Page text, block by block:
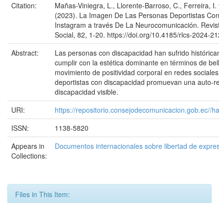
Citation:
Mañas-Viniegra, L., Llorente-Barroso, C., Ferreira,
(2023). La Imagen De Las Personas Deportistas
Instagram a través De La Neurocomunicación.
Social, 82, 1-20. https://doi.org/10.4185/rlcs-2024-
Abstract:
Las personas con discapacidad han sufrido
cumplir con la estética dominante en términos de
movimiento de positividad corporal en redes
deportistas con discapacidad promuevan una auto-
discapacidad visible.
URI:
https://repositorio.consejodecomunicacion.gob.ec//
ISSN:
1138-5820
Appears in
Collections:
Documentos internacionales sobre libertad de
Files in This Item: